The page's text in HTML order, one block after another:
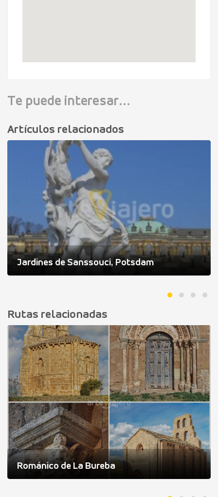
Te puede interesar...
Artículos relacionados
Jardines de Sanssouci, Potsdam
Rutas relacionadas
Románico de La Bureba